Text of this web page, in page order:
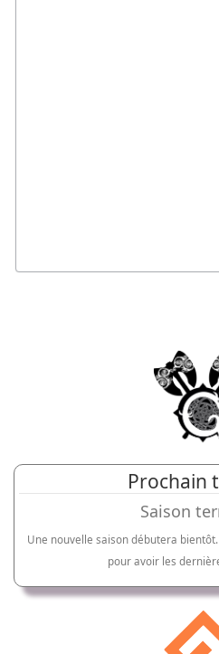
Prochain
Saison
Une nouvelle saison débutera
pour avoir les